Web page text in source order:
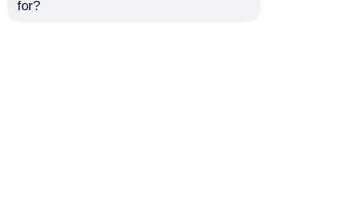
空のマスカラの管
for?